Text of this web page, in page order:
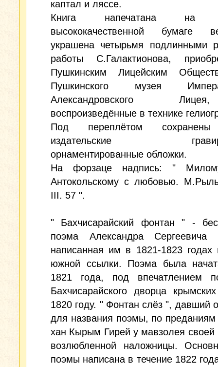
каптал и ляссе.
Книга напечатана на
высококачественной бумаге
украшена четырьмя подлинными
работы С.Галактионова,
Пушкинским Лицейским
Пушкинского музея
Александровского
воспроизведённые в технике
Под переплётом сохранены
издательские
орнаментированные обложки.
На форзаце надпись: "
Антокольскому с любовью.
III. 57 ".
" Бахчисарайский фонтан " -
поэма Александра Сергеевича
написанная им в 1821-1823 годах
южной ссылки. Поэма была
1821 года, под впечатлением
Бахчисарайского дворца
1820 году. " Фонтан слёз ", давший
для названия поэмы, по преданиям
хан Кырым Гирей у мавзолея своей
возлюбленной наложницы.
поэмы написана в течение 1822